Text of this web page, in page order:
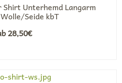
Unterhemd Langarm
Seide kbT
28,50€